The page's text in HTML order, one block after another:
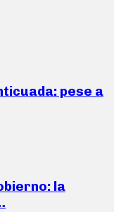
pese a
la